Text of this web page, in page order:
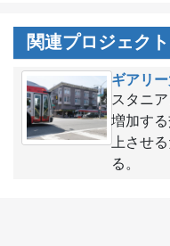
関連プロジェクト
ギアリ
スタニ
増加す
上させ
る。